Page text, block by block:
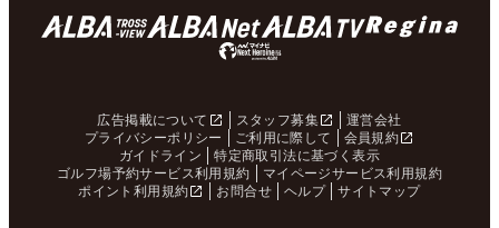
広告掲載について スタッフ募集
運営会社
プライバシーポリシー
ご利用に際して
会員規約
ガイドライン
特定商取引法に基づく表示
ゴルフ場予約サービス利用規約
マイページサービス利用規約
ポイント利用規約
お問合せ ヘルプ サイトマップ